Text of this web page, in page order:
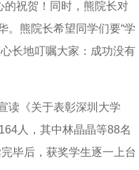
的祝贺！同时，熊院长对
。熊院长希望同学们要“学
长地叮嘱大家：成功没有
读《关于表彰深圳大学
人，其中林晶晶等88名
毕后，获奖学生逐一上台